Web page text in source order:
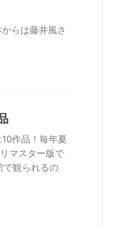
らは藤井風さ
作品！毎年夏
マスター版で
で観られるの